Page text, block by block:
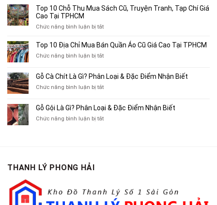
4
Bán
Xe
Cũ,
Xe
Cũ
TP.HCM
Top 10 Chỗ Thu Mua Sách Cũ, Truyện Tranh, Tạp Chí Giá
Cao Tại TPHCM
Chức năng bình luận bị tắtở
10
Thu
Sách
Tạp
Chí
Top 10 Địa Chỉ Mua Bán Quần Áo Cũ Giá Cao Tại TPHCM
Chức năng bình luận bị tắtở
Địa
Chỉ
Bán
Áo
Gỗ Cà Chít Là Gì? Phân Loại & Đặc Điểm Nhận Biết
Chức năng bình luận bị tắtở
Chít
Là
Gỗ Gội Là Gì? Phân Loại & Đặc Điểm Nhận Biết
Chức năng bình luận bị tắtở
Điểm
Nhận
THANH LÝ PHONG HẢI